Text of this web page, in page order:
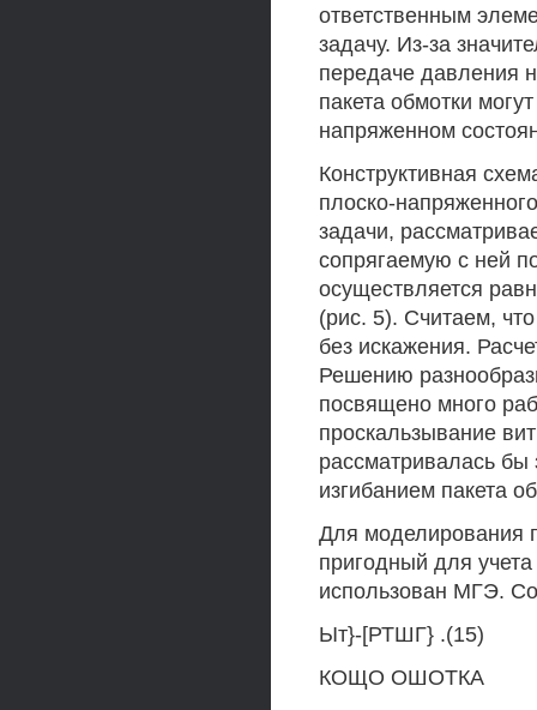
ответственным
задачу. Из-за
передаче давления
пакета обмотки
напряженном
Конструктивная
плоско-
задачи,
сопрягаемую с ней
осуществляется
(рис. 5). Считаем,
без искажения.
Решению
посвящено много
проскальзывание
рассматривалась бы
изгибанием пакета
Для моделирования
пригодный для
использован МГЭ.
Ыт}-[РТШГ} .(15)
КОЩО ОШОТКА